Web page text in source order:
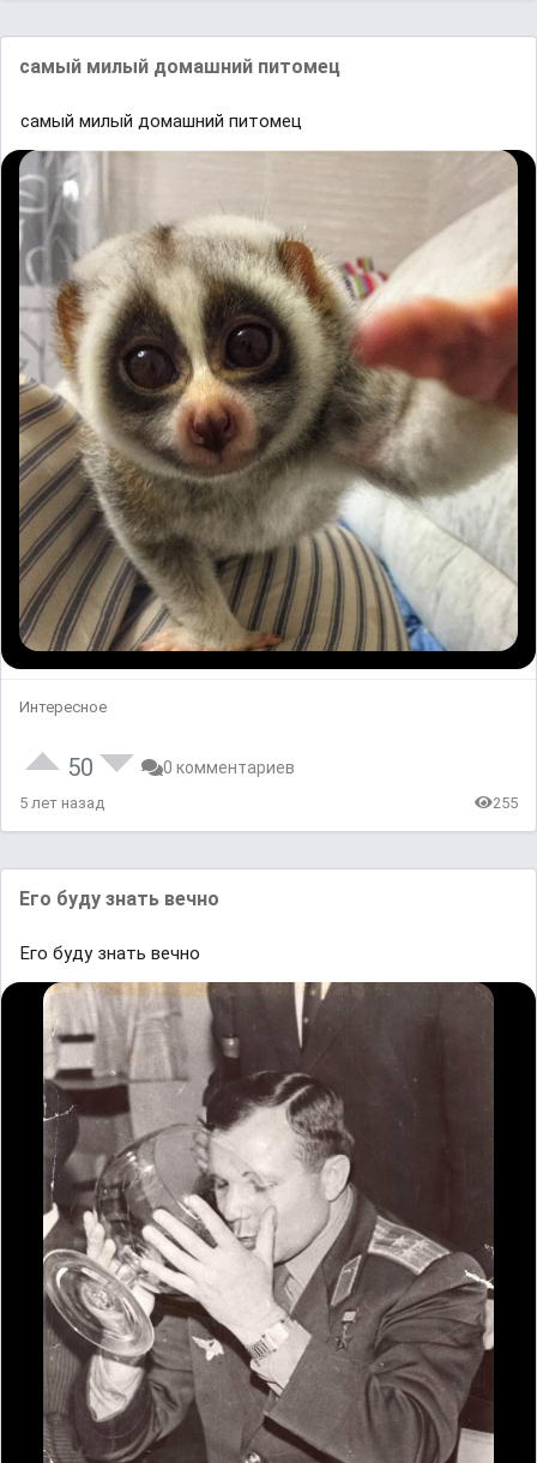
самый милый домашний питомец
самый милый домашний питомец
Интересное
50 0 комментариев
5 лет назад 255
Его буду знать вечно
Его буду знать вечно